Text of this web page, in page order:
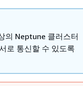
의 Neptune 클러스터
로 통신할 수 있도록